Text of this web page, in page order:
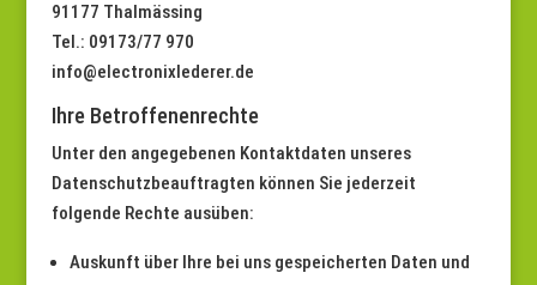
91177 Thalmässing
Tel.: 09173/77 970
info@electronixlederer.de
Ihre Betroffenenrechte
Unter den angegebenen Kontaktdaten unseres
Datenschutzbeauftragten können Sie jederzeit
folgende Rechte ausüben:
Auskunft über Ihre bei uns gespeicherten Daten und